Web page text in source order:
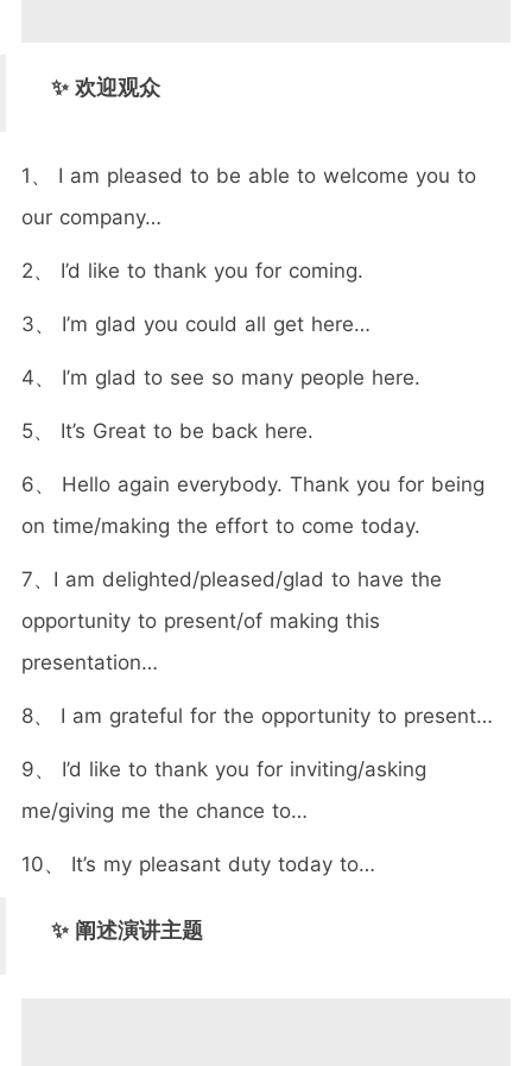
✨ 欢迎观众
1、 I am pleased to be able to welcome you to
our company…
2、 I’d like to thank you for coming.
3、 I’m glad you could all get here…
4、 I’m glad to see so many people here.
5、 It’s Great to be back here.
6、 Hello again everybody. Thank you for being
on time/making the effort to come today.
7、I am delighted/pleased/glad to have the
opportunity to present/of making this
presentation…
8、 I am grateful for the opportunity to present…
9、 I’d like to thank you for inviting/asking
me/giving me the chance to…
10、 It’s my pleasant duty today to…
✨ 阐述演讲主题